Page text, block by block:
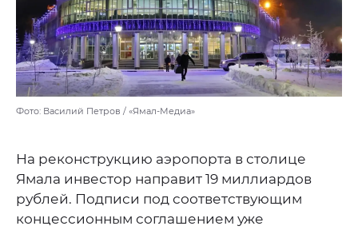
Фото: Василий Петров / «Ямал-Медиа»
На реконструкцию аэропорта в столице
Ямала инвестор направит 19 миллиардов
рублей. Подписи под соответствующим
концессионным соглашением уже